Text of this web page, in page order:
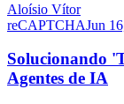
Aloísio Vítor
reCAPTCHAJun
Solucionando
Agentes de IA